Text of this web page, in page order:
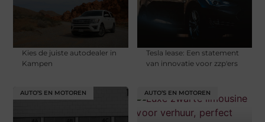
Kies de juiste autodealer in
Kampen
Tesla lease: Een statement
van innovatie voor zzp'ers
AUTO’S EN MOTOREN AUTO’S EN MOTOREN